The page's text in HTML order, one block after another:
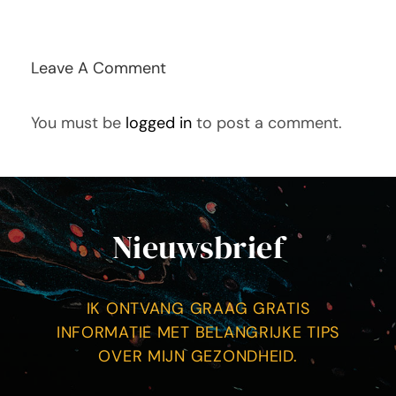
Contact
Leave A Comment
You must be logged in to post a comment.
Nieuwsbrief
IK ONTVANG GRAAG GRATIS
INFORMATIE MET BELANGRIJKE TIPS
OVER MIJN GEZONDHEID.